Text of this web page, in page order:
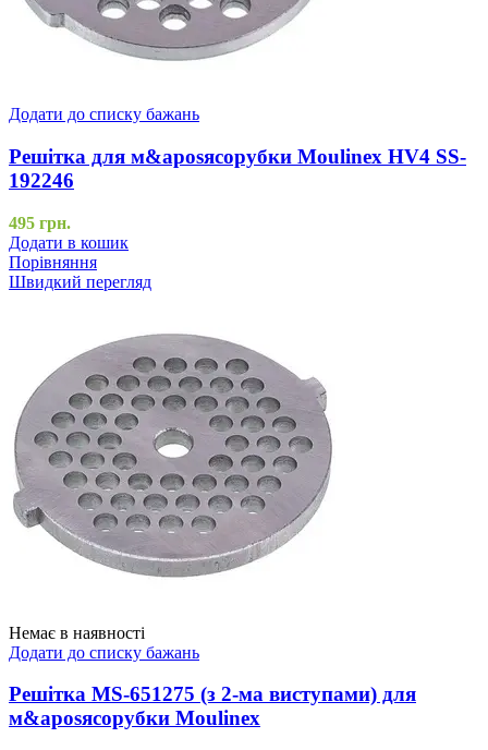
Додати до списку бажань
Решітка для м&aposясорубки Moulinex HV4 SS-
192246
495 грн.
Додати в кошик
Порівняння
Швидкий перегляд
Немає в наявності
Додати до списку бажань
Решітка MS-651275 (з 2-ма виступами) для
м&aposясорубки Moulinex